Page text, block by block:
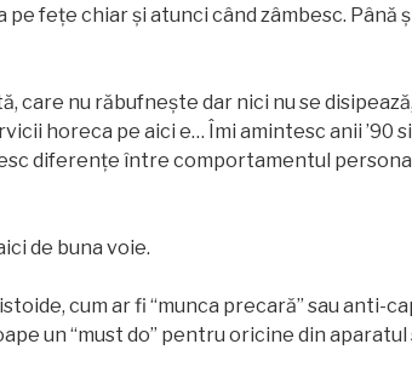
fețe chiar și atunci când zâmbesc. Până
care nu răbufnește dar nici nu se
horeca pe aici e… Îmi amintesc anii ’90
diferențe între comportamentul
de buna voie.
cum ar fi “munca precară” sau anti-
un “must do” pentru oricine din